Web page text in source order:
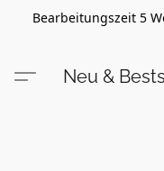
Bearbeitungszeit 5
Neu &